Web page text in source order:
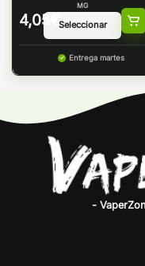
4,05 €
MG
Entrega martes
-